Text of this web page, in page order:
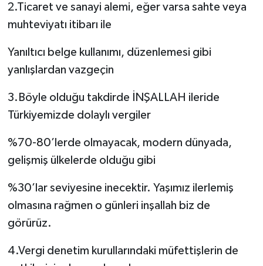
2.Ticaret ve sanayi alemi, eğer varsa sahte veya
muhteviyatı itibarı ile
Yanıltıcı belge kullanımı, düzenlemesi gibi
yanlışlardan vazgeçin
3.Böyle olduğu takdirde İNŞALLAH ileride
Türkiyemizde dolaylı vergiler
%70-80’lerde olmayacak, modern dünyada,
gelişmiş ülkelerde olduğu gibi
%30’lar seviyesine inecektir. Yaşımız ilerlemiş
olmasına rağmen o günleri inşallah biz de
görürüz.
4.Vergi denetim kurullarındaki müfettişlerin de